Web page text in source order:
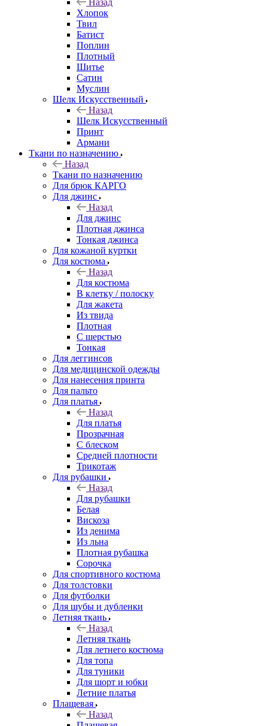
Назад
Хлопок
Твил
Батист
Поплин
Плотный
Шитье
Сатин
Муслин
Шелк Искусственный
Назад
Шелк Искусственный
Принт
Армани
Ткани по назначению
Назад
Ткани по назначению
Для брюк КАРГО
Для джинс
Назад
Для джинс
Плотная джинса
Тонкая джинса
Для кожаной куртки
Для костюма
Назад
Для костюма
В клетку / полоску
Для жакета
Из твида
Плотная
С шерстью
Тонкая
Для леггинсов
Для медицинской одежды
Для нанесения принта
Для пальто
Для платья
Назад
Для платья
Прозрачная
С блеском
Средней плотности
Трикотаж
Для рубашки
Назад
Для рубашки
Белая
Вискоза
Из денима
Из льна
Плотная рубашка
Сорочка
Для спортивного костюма
Для толстовки
Для футболки
Для шубы и дубленки
Летняя ткань
Назад
Летняя ткань
Для летнего костюма
Для топа
Для туники
Для шорт и юбки
Летние платья
Плащевая
Назад